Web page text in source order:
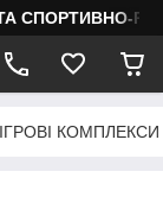
СПОРТИВНО-